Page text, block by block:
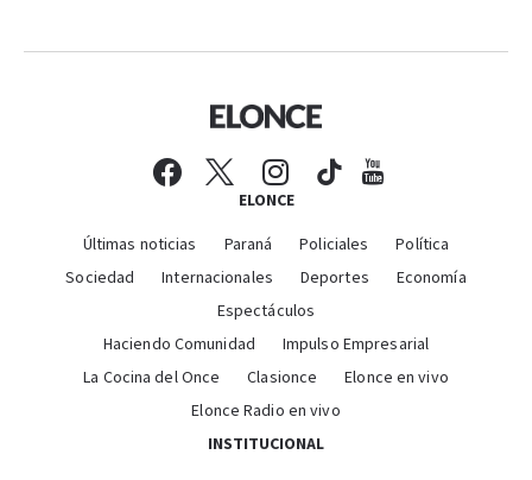
ELONCE
Últimas noticias Paraná Policiales
Política
Sociedad
Internacionales Deportes
Economía
Espectáculos
Haciendo Comunidad
Impulso Empresarial
La Cocina del Once
Clasionce
Elonce en vivo
Elonce Radio en vivo
INSTITUCIONAL